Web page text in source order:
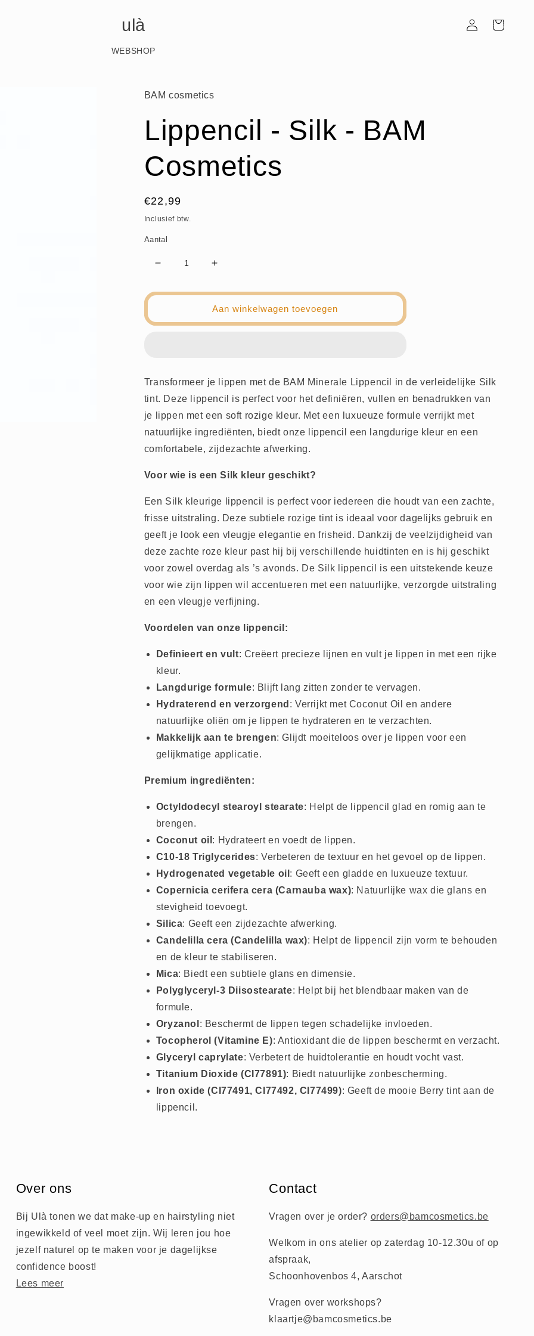
ulà
WEBSHOP
InloggenWinkelwagen
BAM cosmetics
Lippencil - Silk - BAM
Cosmetics
Normale
prijs
€22,99
Inclusief btw.
Aantal
Aantal
voor
Aantal
voor
Lippencil
Aan winkelwagen toevoegen
Transformeer je lippen met de BAM Minerale Lippencil in de verleidelijke Silk
tint. Deze lippencil is perfect voor het definiëren, vullen en benadrukken van
je lippen met een soft rozige kleur. Met een luxueuze formule verrijkt met
natuurlijke ingrediënten, biedt onze lippencil een langdurige kleur en een
comfortabele, zijdezachte afwerking.
Voor wie is een Silk kleur geschikt?
Een Silk kleurige lippencil is perfect voor iedereen die houdt van een zachte,
frisse uitstraling. Deze subtiele rozige tint is ideaal voor dagelijks gebruik en
geeft je look een vleugje elegantie en frisheid. Dankzij de veelzijdigheid van
deze zachte roze kleur past hij bij verschillende huidtinten en is hij geschikt
voor zowel overdag als ’s avonds. De Silk lippencil is een uitstekende keuze
voor wie zijn lippen wil accentueren met een natuurlijke, verzorgde uitstraling
en een vleugje verfijning.
Voordelen van onze lippencil:
Definieert en vult: Creëert precieze lijnen en vult je lippen in met een rijke
kleur.
Langdurige formule: Blijft lang zitten zonder te vervagen.
Hydraterend en verzorgend : Verrijkt met Coconut Oil en andere
natuurlijke oliën om je lippen te hydrateren en te verzachten.
Makkelijk aan te brengen: Glijdt moeiteloos over je lippen voor een
gelijkmatige applicatie.
Premium ingrediënten:
Octyldodecyl stearoyl stearate: Helpt de lippencil glad en romig aan te
brengen.
Coconut oil : Hydrateert en voedt de lippen.
C10-18 Triglycerides: Verbeteren de textuur en het gevoel op de lippen.
Hydrogenated vegetable oil : Geeft een gladde en luxueuze textuur.
Copernicia cerifera cera (Carnauba wax): Natuurlijke wax die glans en
stevigheid toevoegt.
Silica: Geeft een zijdezachte afwerking.
Candelilla cera (Candelilla wax): Helpt de lippencil zijn vorm te behouden
en de kleur te stabiliseren.
Mica: Biedt een subtiele glans en dimensie.
Polyglyceryl-3 Diisostearate: Helpt bij het blendbaar maken van de
formule.
Oryzanol : Beschermt de lippen tegen schadelijke invloeden.
Tocopherol (Vitamine E): Antioxidant die de lippen beschermt en verzacht.
Glyceryl caprylate: Verbetert de huidtolerantie en houdt vocht vast.
Titanium Dioxide (CI77891): Biedt natuurlijke zonbescherming.
Iron oxide (CI77491, CI77492, CI77499): Geeft de mooie Berry tint aan de
lippencil.
Over ons
Bij Ulà tonen we dat make-up en hairstyling niet
ingewikkeld of veel moet zijn. Wij leren jou hoe
jezelf naturel op te maken voor je dagelijkse
confidence boost!
Lees meer
Contact
Vragen over je order? orders@bamcosmetics.be
Welkom in ons atelier op zaterdag 10-12.30u of op
afspraak,
Schoonhovenbos 4, Aarschot
Vragen over workshops?
klaartje@bamcosmetics.be